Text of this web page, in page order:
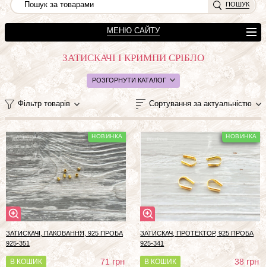
ПОШУК
МЕНЮ САЙТУ
ЗАТИСКАЧІ І КРИМПИ СРІБЛО
РОЗГОРНУТИ КАТАЛОГ
Фільтр товарів Сортування за актуальністю
ЗАТИСКАЧІ, ПАКОВАННЯ, 925 ПРОБА
925-351
В КОШИК 71грн
ЗАТИСКАЧ, ПРОТЕКТОР, 925 ПРОБА
925-341
В КОШИК 38грн